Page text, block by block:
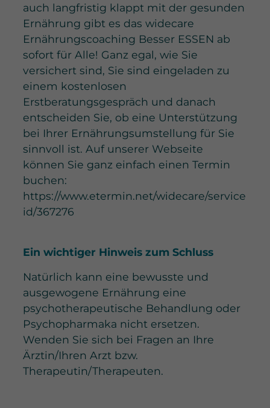
auch langfristig klappt mit der gesunden
Ernährung gibt es das widecare
Ernährungscoaching Besser ESSEN ab
sofort für Alle! Ganz egal, wie Sie
versichert sind, Sie sind eingeladen zu
einem kostenlosen
Erstberatungsgespräch und danach
entscheiden Sie, ob eine Unterstützung
bei Ihrer Ernährungsumstellung für Sie
sinnvoll ist. Auf unserer Webseite
können Sie ganz einfach einen Termin
buchen:
https://www.etermin.net/widecare/service
id/367276
Ein wichtiger Hinweis zum Schluss
Natürlich kann eine bewusste und
ausgewogene Ernährung eine
psychotherapeutische Behandlung oder
Psychopharmaka nicht ersetzen.
Wenden Sie sich bei Fragen an Ihre
Ärztin/Ihren Arzt bzw.
Therapeutin/Therapeuten.
widecare GmbH